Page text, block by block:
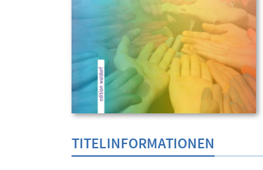
TITELINFORMATIONEN